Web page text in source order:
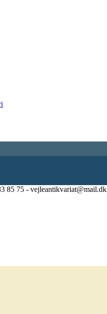
85 75 - vejleantikvariat@mail.dk